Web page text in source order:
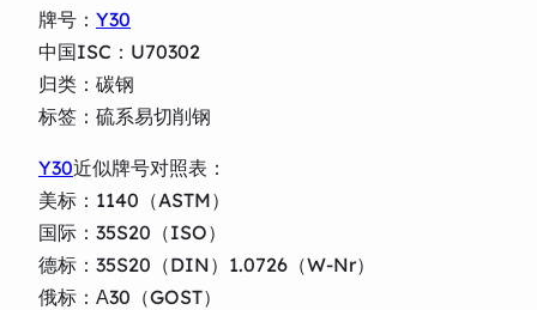
牌号： Y30
中国ISC：U70302
归类：碳钢
标签：硫系易切削钢
Y30近似牌号对照表：
美标：1140（ASTM）
国际：35S20（ISO）
德标：35S20（DIN）1.0726（W-Nr）
俄标：А30（GOST）